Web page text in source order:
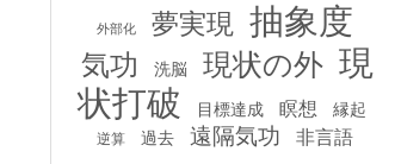
外部化 夢実現 抽象度
気功 洗脳 現状の外 現
状打破
目標達成 瞑想 縁起
逆算 過去 遠隔気功 非言語